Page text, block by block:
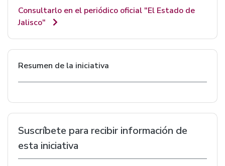
Consultarlo en el periódico oficial "El Estado de
Jalisco"
Resumen de la iniciativa
Suscríbete para recibir información de
esta iniciativa